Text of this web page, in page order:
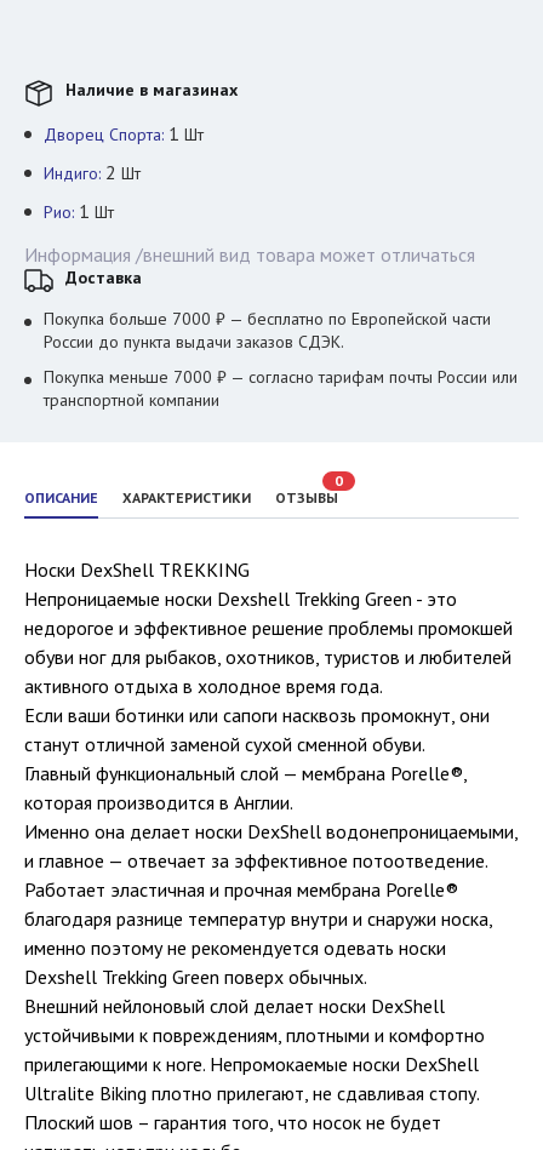
ОПИСАНИЕ ХАРАКТЕРИСТИКИ ОТЗЫВЫ
0
Носки DexShell TREKKING
Непроницаемые носки Dexshell Trekking Green - это
недорогое и эффективное решение проблемы промокшей
обуви ног для рыбаков, охотников, туристов и любителей
активного отдыха в холодное время года.
Если ваши ботинки или сапоги насквозь промокнут, они
станут отличной заменой сухой сменной обуви.
Главный функциональный слой — мембрана Porelle®,
которая производится в Англии.
Именно она делает носки DexShell водонепроницаемыми,
и главное — отвечает за эффективное потоотведение.
Работает эластичная и прочная мембрана Porelle®
благодаря разнице температур внутри и снаружи носка,
именно поэтому не рекомендуется одевать носки
Dexshell Trekking Green поверх обычных.
Внешний нейлоновый слой делает носки DexShell
устойчивыми к повреждениям, плотными и комфортно
прилегающими к ноге. Непромокаемые носки DexShell
Ultralite Biking плотно прилегают, не сдавливая стопу.
Плоский шов – гарантия того, что носок не будет
Наличие в магазинах
Дворец Спорта: 1 Шт
Индиго: 2 Шт
Рио: 1 Шт
Информация /внешний вид товара может отличаться
Доставка
Покупка больше 7000 ₽ — бесплатно по Европейской части
России до пункта выдачи заказов СДЭК.
Покупка меньше 7000 ₽ — согласно тарифам почты России или
транспортной компании